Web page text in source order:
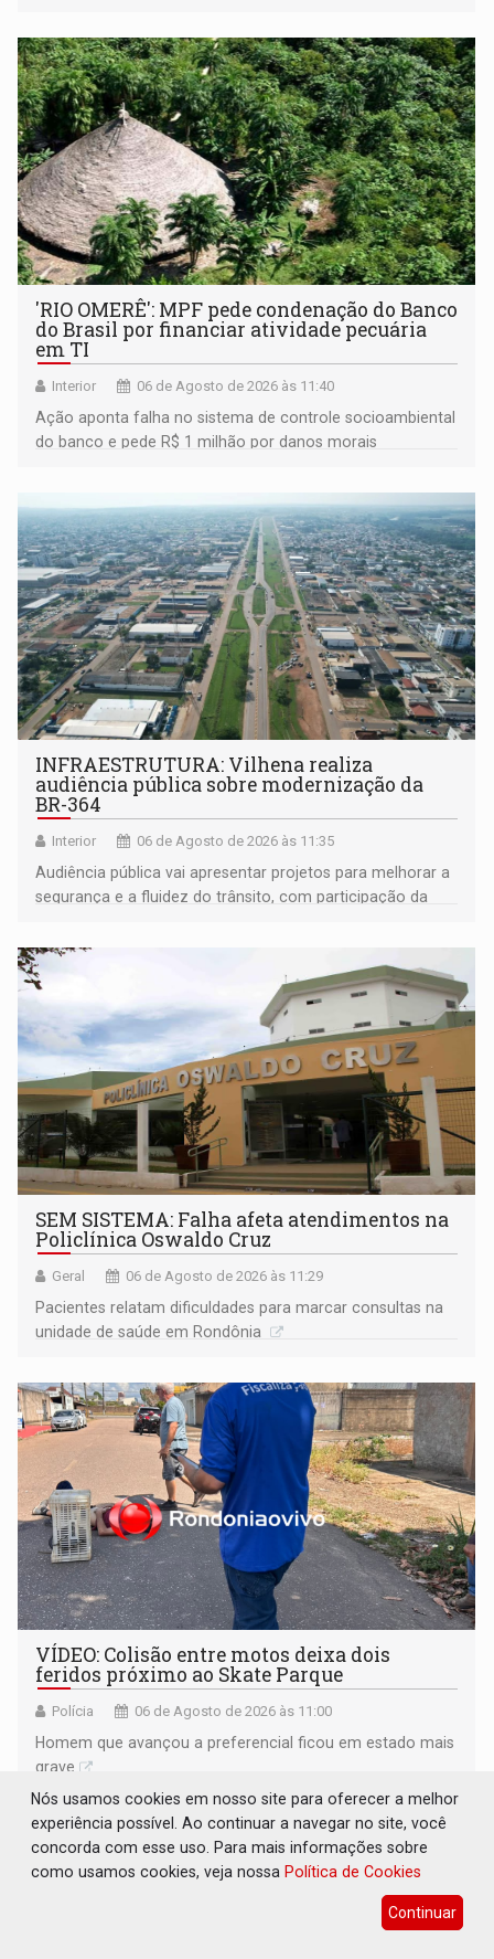
'RIO OMERÊ': MPF pede condenação do Banco
do Brasil por financiar atividade pecuária
em TI
Interior 06 de Agosto de 2026 às 11:40
Ação aponta falha no sistema de controle socioambiental
do banco e pede R$ 1 milhão por danos morais
INFRAESTRUTURA: Vilhena realiza
audiência pública sobre modernização da
BR-364
Interior 06 de Agosto de 2026 às 11:35
Audiência pública vai apresentar projetos para melhorar a
segurança e a fluidez do trânsito, com participação da
SEM SISTEMA: Falha afeta atendimentos na
Policlínica Oswaldo Cruz
Geral 06 de Agosto de 2026 às 11:29
Pacientes relatam dificuldades para marcar consultas na
unidade de saúde em Rondônia
VÍDEO: Colisão entre motos deixa dois
feridos próximo ao Skate Parque
Polícia 06 de Agosto de 2026 às 11:00
Homem que avançou a preferencial ficou em estado mais
grave
Nós usamos cookies em nosso site para oferecer a melhor
experiência possível. Ao continuar a navegar no site, você
concorda com esse uso. Para mais informações sobre
como usamos cookies, veja nossa Política de Cookies
Continuar